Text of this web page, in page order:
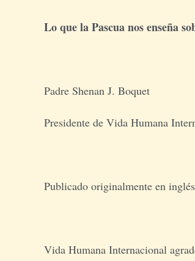
Lo que la Pascua nos enseña
Padre Shenan J. Boquet
Presidente de Vida Humana
Publicado originalmente en
Vida Humana Internacional